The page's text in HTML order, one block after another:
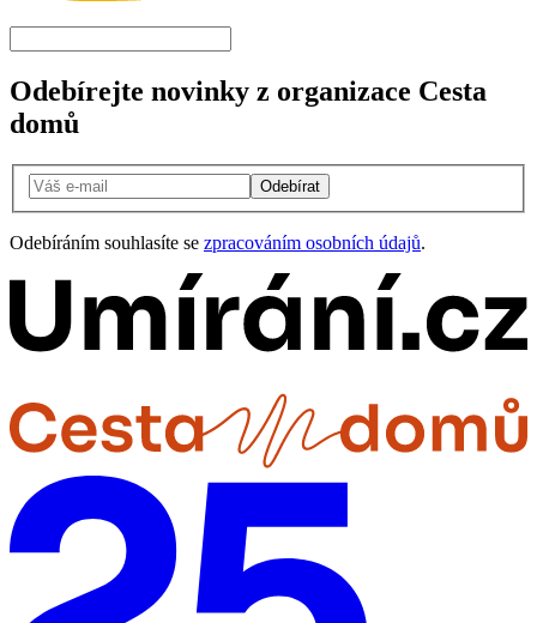
Odebírejte novinky z organizace Cesta
domů
Odebírat
Odebíráním souhlasíte se zpracováním osobních údajů.